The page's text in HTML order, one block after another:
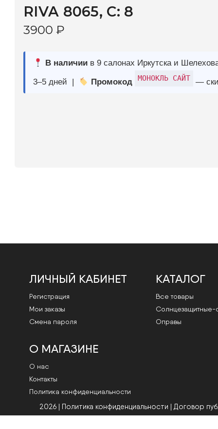
3–5 дней | Промокод
ЛИЧНЫЙ КАБИНЕТ
Регистрация
Мои заказы
Смена пароля
КАТАЛОГ
Все товары
Cолнцезащитные-
Оправы
О МАГАЗИНЕ
О нас
Контакты
Политика конфиденциальности
2026 | Политика конфиденциальности | Договор